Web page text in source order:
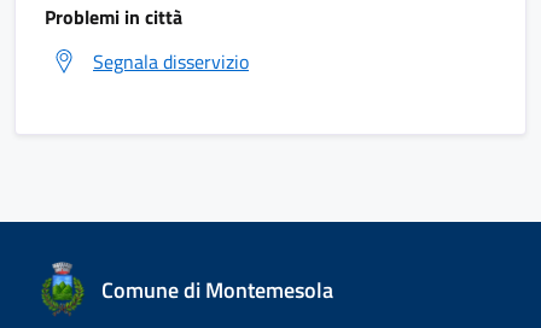
Problemi in città
Segnala disservizio
Comune di Montemesola